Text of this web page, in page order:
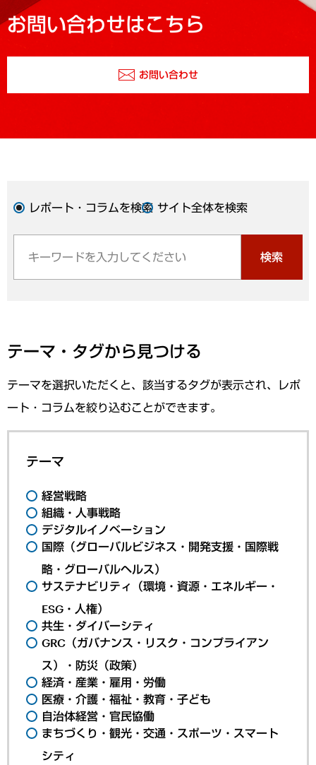
お問い合わせはこちら
お問い合わせ
レポート・コラムを検索 サイト全体を検索
検索
テーマ・タグから見つける
テーマを選択いただくと、該当するタグが表示され、レポ
ート・コラムを絞り込むことができます。
テーマ
経営戦略
組織・人事戦略
デジタルイノベーション
国際（グローバルビジネス・開発支援・国際戦
略・グローバルヘルス）
サステナビリティ（環境・資源・エネルギー・
ESG・人権）
共生・ダイバーシティ
GRC（ガバナンス・リスク・コンプライアン
ス）・防災（政策）
経済・産業・雇用・労働
医療・介護・福祉・教育・子ども
自治体経営・官民協働
まちづくり・観光・交通・スポーツ・スマート
シティ